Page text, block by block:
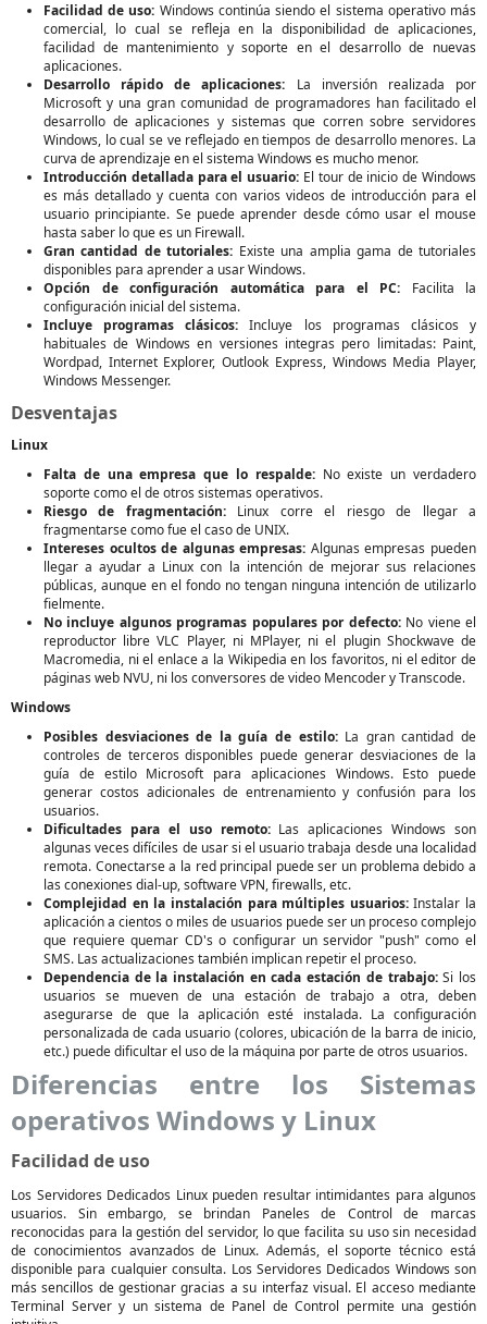
Facilidad de uso: Windows continúa siendo el sistema operativo más
comercial, lo cual se refleja en la disponibilidad de aplicaciones,
facilidad de mantenimiento y soporte en el desarrollo de nuevas
aplicaciones.
Desarrollo rápido de aplicaciones: La inversión realizada por
Microsoft y una gran comunidad de programadores han facilitado el
desarrollo de aplicaciones y sistemas que corren sobre servidores
Windows, lo cual se ve reflejado en tiempos de desarrollo menores. La
curva de aprendizaje en el sistema Windows es mucho menor.
Introducción detallada para el usuario: El tour de inicio de Windows
es más detallado y cuenta con varios videos de introducción para el
usuario principiante. Se puede aprender desde cómo usar el mouse
hasta saber lo que es un Firewall.
Gran cantidad de tutoriales: Existe una amplia gama de tutoriales
disponibles para aprender a usar Windows.
Opción de configuración automática para el PC: Facilita la
configuración inicial del sistema.
Incluye programas clásicos: Incluye los programas clásicos y
habituales de Windows en versiones integras pero limitadas: Paint,
Wordpad, Internet Explorer, Outlook Express, Windows Media Player,
Windows Messenger.
Desventajas
Linux
Falta de una empresa que lo respalde:No existe un verdadero
soporte como el de otros sistemas operativos.
Riesgo de fragmentación:Linux corre el riesgo de llegar a
fragmentarse como fue el caso de UNIX.
Intereses ocultos de algunas empresas: Algunas empresas pueden
llegar a ayudar a Linux con la intención de mejorar sus relaciones
públicas, aunque en el fondo no tengan ninguna intención de utilizarlo
fielmente.
No incluye algunos programas populares por defecto:No viene el
reproductor libre VLC Player, ni MPlayer, ni el plugin Shockwave de
Macromedia, ni el enlace a la Wikipedia en los favoritos, ni el editor de
páginas web NVU, ni los conversores de video Mencoder y Transcode.
Windows
Posibles desviaciones de la guía de estilo:La gran cantidad de
controles de terceros disponibles puede generar desviaciones de la
guía de estilo Microsoft para aplicaciones Windows. Esto puede
generar costos adicionales de entrenamiento y confusión para los
usuarios.
Dificultades para el uso remoto:Las aplicaciones Windows son
algunas veces difíciles de usar si el usuario trabaja desde una localidad
remota. Conectarse a la red principal puede ser un problema debido a
las conexiones dial-up, software VPN, firewalls, etc.
Complejidad en la instalación para múltiples usuarios:Instalar la
aplicación a cientos o miles de usuarios puede ser un proceso complejo
que requiere quemar CD's o configurar un servidor "push" como el
SMS. Las actualizaciones también implican repetir el proceso.
Dependencia de la instalación en cada estación de trabajo:Si los
usuarios se mueven de una estación de trabajo a otra, deben
asegurarse de que la aplicación esté instalada. La configuración
personalizada de cada usuario (colores, ubicación de la barra de inicio,
etc.) puede dificultar el uso de la máquina por parte de otros usuarios.
Diferencias entre los Sistemas
operativos Windows y Linux
Facilidad de uso
Los Servidores Dedicados Linux pueden resultar intimidantes para algunos
usuarios. Sin embargo, se brindan Paneles de Control de marcas
reconocidas para la gestión del servidor, lo que facilita su uso sin necesidad
de conocimientos avanzados de Linux. Además, el soporte técnico está
disponible para cualquier consulta. Los Servidores Dedicados Windows son
más sencillos de gestionar gracias a su interfaz visual. El acceso mediante
Terminal Server y un sistema de Panel de Control permite una gestión